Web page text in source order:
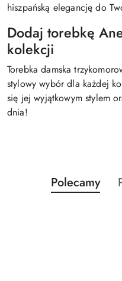
hiszpańską elegancję do
Dodaj torebkę
kolekcji
Torebka damska
stylowy wybór dla każdej
się jej wyjątkowym stylem
dnia!
Pomiń karuzelę
Produkty
o
Polecamy